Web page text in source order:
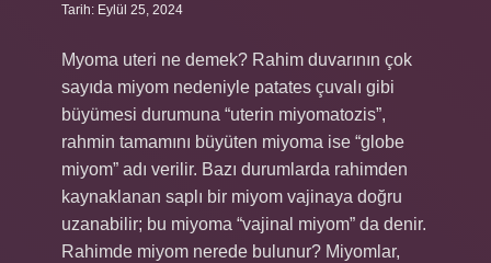
Tarih: Eylül 25, 2024
Myoma uteri ne demek? Rahim duvarının çok
sayıda miyom nedeniyle patates çuvalı gibi
büyümesi durumuna “uterin miyomatozis”,
rahmin tamamını büyüten miyoma ise “globe
miyom” adı verilir. Bazı durumlarda rahimden
kaynaklanan saplı bir miyom vajinaya doğru
uzanabilir; bu miyoma “vajinal miyom” da denir.
Rahimde miyom nerede bulunur? Miyomlar,